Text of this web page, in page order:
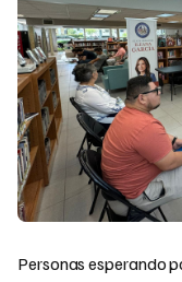
Personas esperando